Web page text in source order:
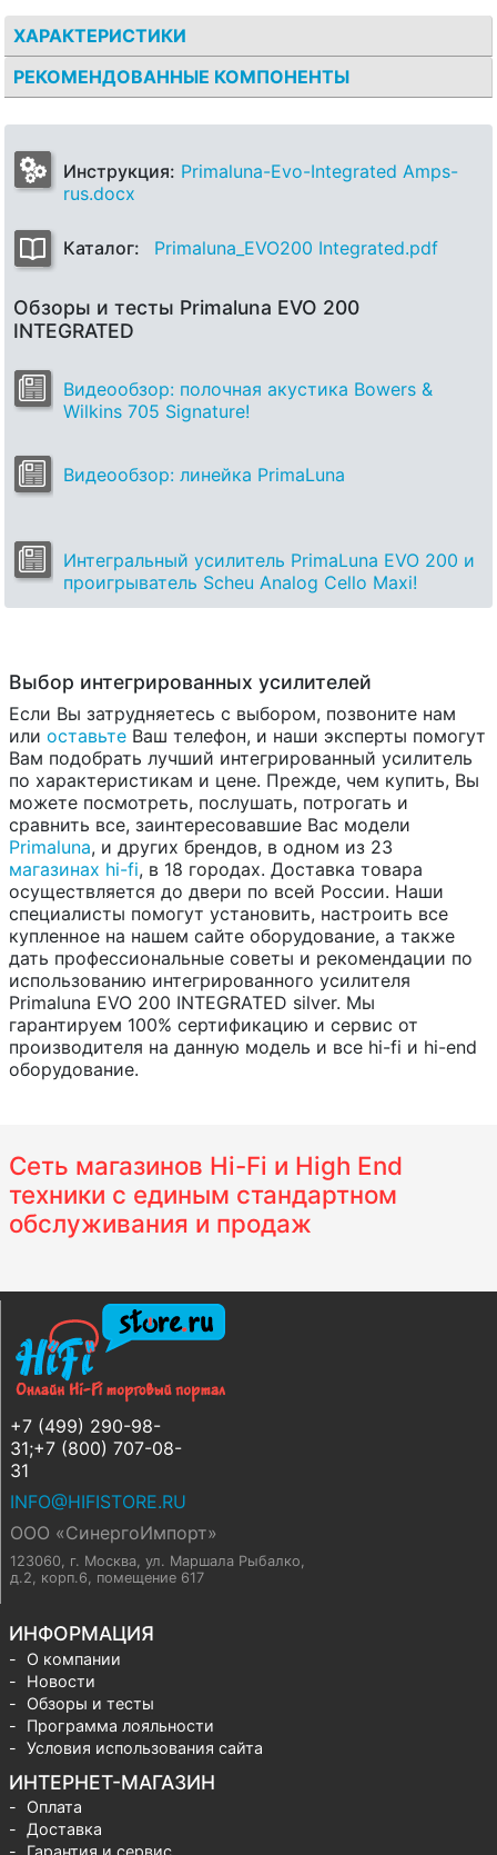
ХАРАКТЕРИСТИКИ
РЕКОМЕНДОВАННЫЕ КОМПОНЕНТЫ
Инструкция: Primaluna-Evo-Integrated Amps-
rus.docx
Каталог: Primaluna_EVO200 Integrated.pdf
Обзоры и тесты Primaluna EVO 200
INTEGRATED
Видеообзор: полочная акустика Bowers &
Wilkins 705 Signature!
Видеообзор: линейка PrimaLuna
Интегральный усилитель PrimaLuna EVO 200 и
проигрыватель Scheu Analog Cello Maxi!
Выбор интегрированных усилителей
Если Вы затрудняетесь с выбором, позвоните нам
или оставьте Ваш телефон, и наши эксперты помогут
Вам подобрать лучший интегрированный усилитель
по характеристикам и цене. Прежде, чем купить, Вы
можете посмотреть, послушать, потрогать и
сравнить все, заинтересовавшие Вас модели
Primaluna, и других брендов, в одном из 23
магазинах hi-fi, в 18 городах. Доставка товара
осуществляется до двери по всей России. Наши
специалисты помогут установить, настроить все
купленное на нашем сайте оборудование, а также
дать профессиональные советы и рекомендации по
использованию интегрированного усилителя
Primaluna EVO 200 INTEGRATED silver. Мы
гарантируем 100% сертификацию и сервис от
производителя на данную модель и все hi-fi и hi-end
оборудование.
Сеть магазинов Hi-Fi и High End
техники с единым стандартном
обслуживания и продаж
+7 (499) 290-98-
31;+7 (800) 707-08-
31
INFO@HIFISTORE.RU
ООО «СинергоИмпорт»
123060, г. Москва, ул. Маршала Рыбалко,
д.2, корп.6, помещение 617
ИНФОРМАЦИЯ
О компании
Новости
Обзоры и тесты
Программа лояльности
Условия использования сайта
ИНТЕРНЕТ-МАГАЗИН
Оплата
Доставка